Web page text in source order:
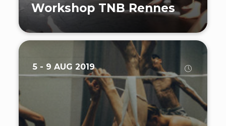
Workshop TNB Rennes
5 - 9 AUG 2019